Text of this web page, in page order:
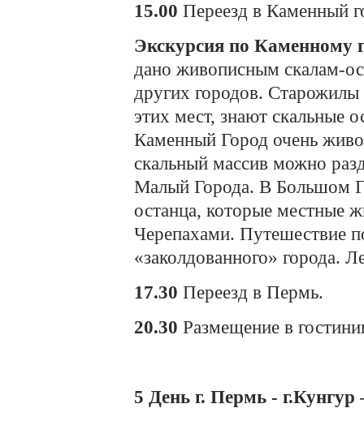
15.00 Переезд в Каменный
Экскурсия по Каменному
дано живописным скалам-
других городов. Старожилы
этих мест, знают скальные
Каменный Город очень
скальный массив можно
Малый Города. В Большом
останца, которые местные
Черепахами. Путешествие
«заколдованного» города.
17.30 Переезд в Пермь.
20.30 Размещение в
5 День г. Пермь - г.Кунгур